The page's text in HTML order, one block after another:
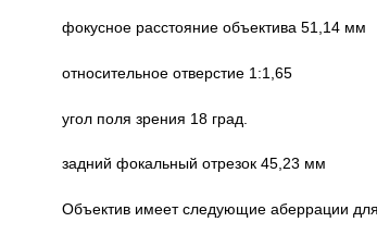
фокусное расстояние объектива 51,14 мм
относительное отверстие 1:1,65
угол поля зрения 18 град.
задний фокальный отрезок 45,23 мм
Объектив имеет следующие аберрации